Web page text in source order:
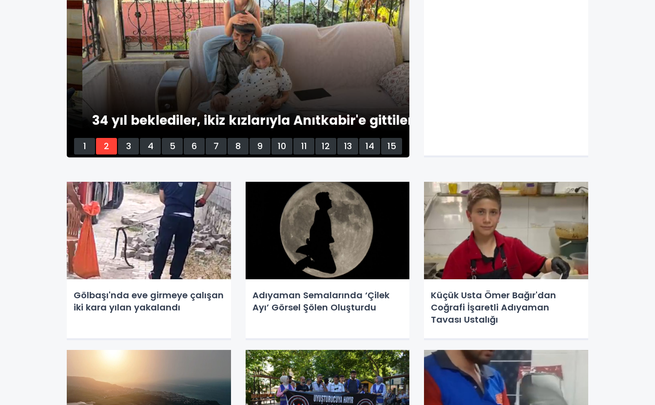
34 yıl beklediler, ikiz kızlarıyla Anıtkabir'e gittiler
1 2 3 4 5 6 7 8 9 10 11 12 13 14 15
Gölbaşı'nda eve girmeye çalışan
iki kara yılan yakalandı
Adıyaman Semalarında ‘Çilek
Ayı’ Görsel Şölen Oluşturdu
Küçük Usta Ömer Bağır'dan
Coğrafi İşaretli Adıyaman
Tavası Ustalığı